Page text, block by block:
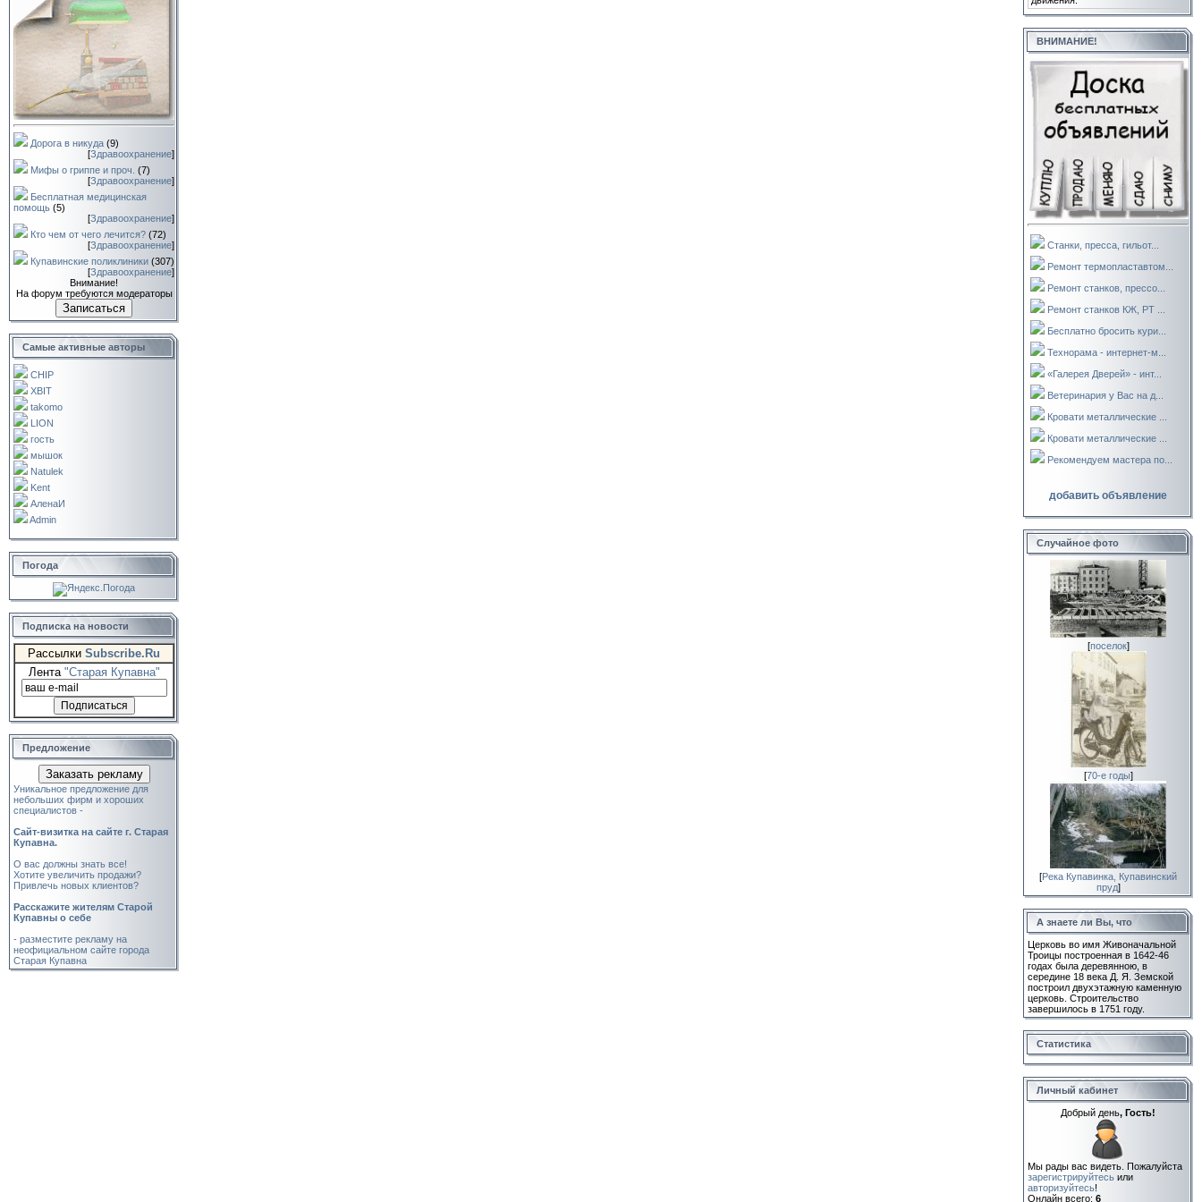
Дорога в никуда (9)
[Здравоохранение]
Мифы о гриппе и проч. (7)
[Здравоохранение]
Бесплатная медицинская
помощь (5)
[Здравоохранение]
Кто чем от чего лечится? (72)
[Здравоохранение]
Купавинские поликлиники (307)
[Здравоохранение]
Внимание!
На форум требуются модераторы
Записаться
Самые активные авторы
CHIP
XBIT
takomo
LION
гость
мышок
Natulek
Kent
АленаИ
Admin
Погода
Подписка на новости
Рассылки Subscribe.Ru
Лента "Старая Купавна"
Предложение
Заказать рекламу
Уникальное предложение для
небольших фирм и хороших
специалистов -
Cайт-визитка на сайте г. Старая
Купавна.
О вас должны знать все!
Хотите увеличить продажи?
Привлечь новых клиентов?
Расскажите жителям Старой
Купавны о себе
- разместите рекламу на
неофициальном сайте города
Старая Купавна
ВНИМАНИЕ!
Станки, пресса, гильот...
Ремонт термопластавтом...
Ремонт станков, прессо...
Ремонт станков КЖ, РТ ...
Бесплатно бросить кури...
Технорама - интернет-м...
«Галерея Дверей» - инт...
Ветеринария у Вас на д...
Кровати металлические ...
Кровати металлические ...
Рекомендуем мастера по...
добавить объявление
Случайное фото
[поселок]
[70-е годы]
[Река Купавинка, Купавинский
пруд]
А знаете ли Вы, что
Церковь во имя Живоначальной
Троицы построенная в 1642-46
годах была деревянною, в
середине 18 века Д. Я. Земской
построил двухэтажную каменную
церковь. Строительство
завершилось в 1751 году.
Статистика
Личный кабинет
Добрый день, Гость!
Мы рады вас видеть. Пожалуйста
зарегистрируйтесь или
авторизуйтесь!
Онлайн всего: 6